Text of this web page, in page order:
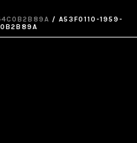
/ A53F0110-1959-